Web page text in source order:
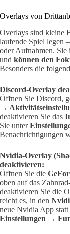
Overlays von
Overlays sind kleine
laufende Spiel legen
oder Aufnahmen. Sie
und können den
Besonders die
Discord-Overlay
Öffnen Sie Discord,
→
deaktivieren Sie das
Sie unter
Benachrichtigungen
Nvidia-Overlay
deaktivieren:
Öffnen Sie die
oben auf das
deaktivieren Sie die
reicht es, in den
neue Nvidia App
Einstellungen →